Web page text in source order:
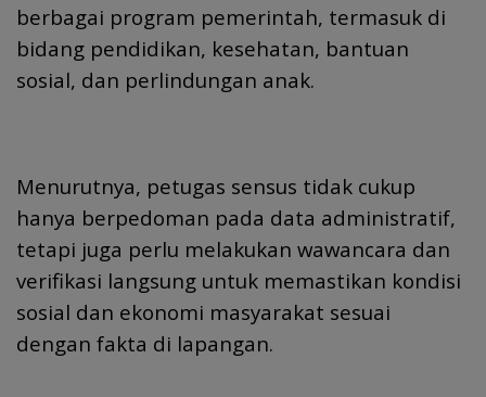
berbagai program pemerintah, termasuk di
bidang pendidikan, kesehatan, bantuan
sosial, dan perlindungan anak.
Menurutnya, petugas sensus tidak cukup
hanya berpedoman pada data administratif,
tetapi juga perlu melakukan wawancara dan
verifikasi langsung untuk memastikan kondisi
sosial dan ekonomi masyarakat sesuai
dengan fakta di lapangan.